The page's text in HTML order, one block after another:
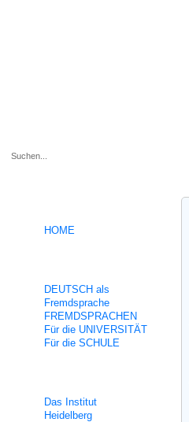
HOME
DEUTSCH als
Fremdsprache
FREMDSPRACHEN
Für die UNIVERSITÄT
Für die SCHULE
Das Institut
Heidelberg